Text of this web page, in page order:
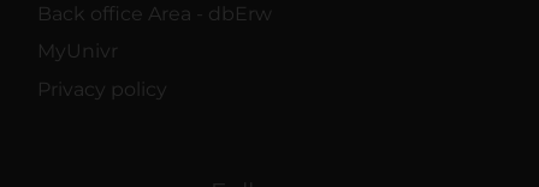
Back office Area - dbErw
MyUnivr
Privacy policy